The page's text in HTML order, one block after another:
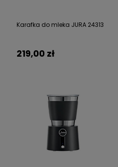
Karafka do mleka JURA 24313
219,00 zł